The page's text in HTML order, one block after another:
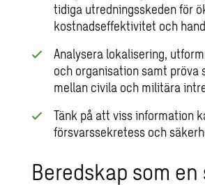
tidiga utredningsskeden för
kostnadseffektivitet och
Analysera lokalisering,
och organisation samt pröva
mellan civila och militära
Tänk på att viss information
försvarssekretess och
Beredskap som